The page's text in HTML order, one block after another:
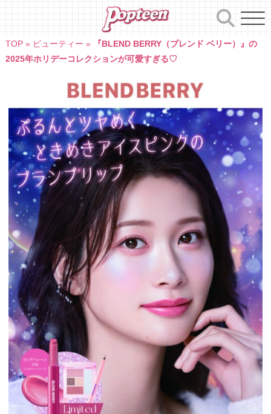
TOP» ビューティー »
『BLEND BERRY（ブレンド ベリー）』の
2025年ホリデーコレクションが可愛すぎる♡